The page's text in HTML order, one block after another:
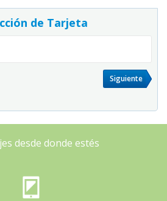
de Tarjeta
Siguiente
desde donde estés